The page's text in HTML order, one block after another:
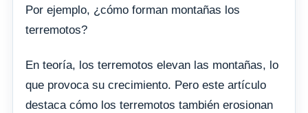
Por ejemplo, ¿cómo forman montañas los
terremotos?
En teoría, los terremotos elevan las montañas, lo
que provoca su crecimiento. Pero este artículo
destaca cómo los terremotos también erosionan